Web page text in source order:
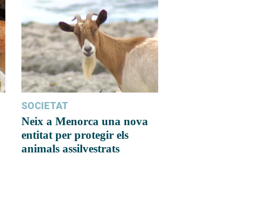
SOCIETAT
Neix a Menorca una nova
entitat per protegir els
animals assilvestrats